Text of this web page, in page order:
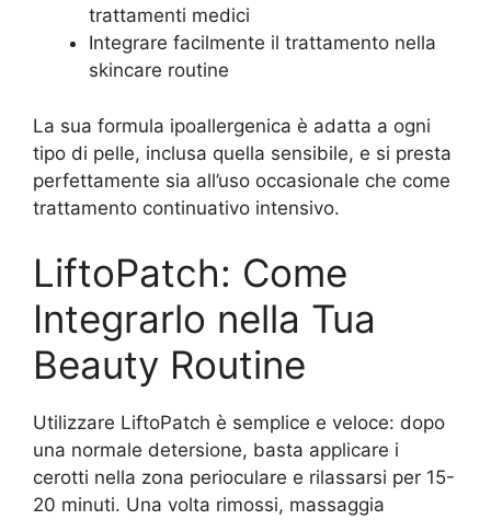
trattamenti medici
Integrare facilmente il trattamento nella
skincare routine
La sua formula ipoallergenica è adatta a ogni
tipo di pelle, inclusa quella sensibile, e si presta
perfettamente sia all’uso occasionale che come
trattamento continuativo intensivo.
LiftoPatch: Come
Integrarlo nella Tua
Beauty Routine
Utilizzare LiftoPatch è semplice e veloce: dopo
una normale detersione, basta applicare i
cerotti nella zona perioculare e rilassarsi per 15-
20 minuti. Una volta rimossi, massaggia